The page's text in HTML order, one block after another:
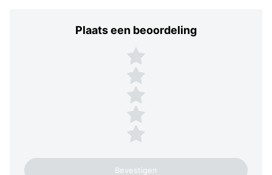
Plaats een beoordeling
Plaats een beoordeling
5 sterren
4 sterren
3 sterren
2 sterren
1 ster